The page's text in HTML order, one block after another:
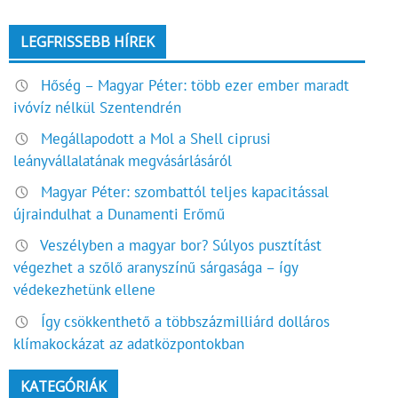
LEGFRISSEBB HÍREK
Hőség – Magyar Péter: több ezer ember maradt
ivóvíz nélkül Szentendrén
Megállapodott a Mol a Shell ciprusi
leányvállalatának megvásárlásáról
Magyar Péter: szombattól teljes kapacitással
újraindulhat a Dunamenti Erőmű
Veszélyben a magyar bor? Súlyos pusztítást
végezhet a szőlő aranyszínű sárgasága – így
védekezhetünk ellene
Így csökkenthető a többszázmilliárd dolláros
klímakockázat az adatközpontokban
KATEGÓRIÁK